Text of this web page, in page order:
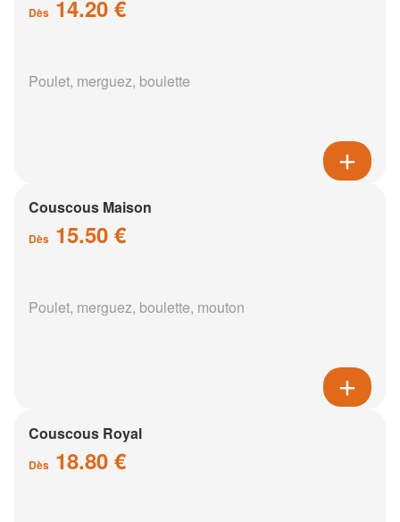
Dès 14.20 €
Poulet, merguez, boulette
Couscous Maison
Dès 15.50 €
Poulet, merguez, boulette, mouton
Couscous Royal
Dès 18.80 €